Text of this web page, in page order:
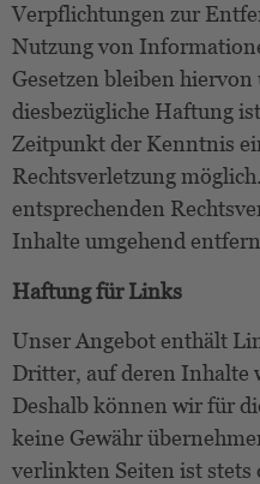
Verpflichtungen zur
Nutzung von
Gesetzen bleiben
diesbezügliche Haftung
Zeitpunkt der Kenntnis
Rechtsverletzung
entsprechenden
Inhalte umgehend
Haftung für Links
Unser Angebot enthält
Dritter, auf deren Inhalte
Deshalb können wir für
keine Gewähr
verlinkten Seiten ist stets